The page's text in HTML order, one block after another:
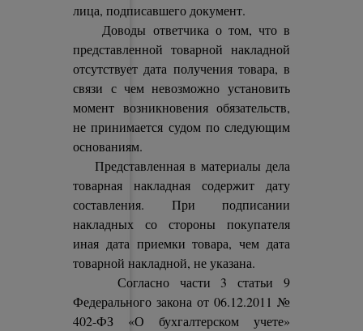
лица, подписавшего документ.
Доводы ответчика о том, что в
представленной товарной накладной
отсутствует дата получения товара, в
связи с чем невозможно установить
момент возникновения обязательств,
не принимается судом по следующим
основаниям.
Представленная в материалы дела
товарная накладная содержит дату
составления. При подписании
накладных со стороны покупателя
иная дата приемки товара, чем дата
товарной накладной, не указана.
Согласно части 3 статьи 9
Федерального закона от 06.12.2011 №
402-ФЗ «О бухгалтерском учете»